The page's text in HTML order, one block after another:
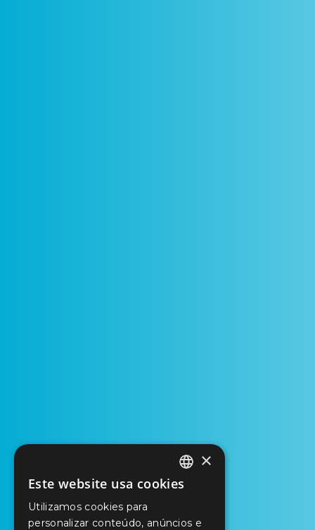
PORTUGUESE
ENGLISH
×
Este website usa cookies
Utilizamos cookies para
personalizar conteúdo, anúncios e